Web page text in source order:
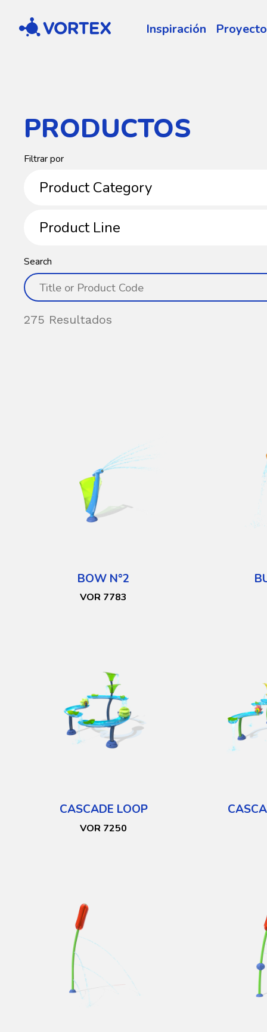
Vortex Inspiración
PRODUCTOS
Filtrar porProduct
Product Category
Product Line
Search
275 Resultados
BOW N°2
VOR 7783
CASCADE LOOP
VOR 7250